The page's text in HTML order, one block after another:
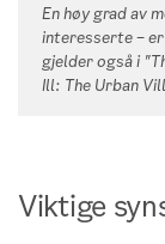
En høy grad av
interesserte –
gjelder også i
Ill: The Urban
Viktige